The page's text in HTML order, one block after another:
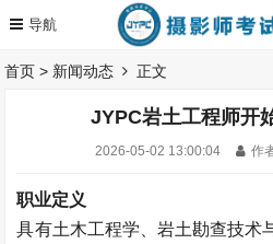
首页 > 新闻动态 正文
JYPC岩土工程师开
2026-05-02 13:00:04 作
职业定义
具有土木工程学、岩土勘查技术